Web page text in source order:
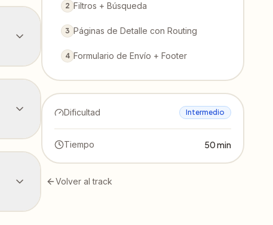
2 Filtros + Búsqueda
3 Páginas de Detalle con Routing
4 Formulario de Envío + Footer
Dificultad Intermedio
Tiempo 50min
Volver al track